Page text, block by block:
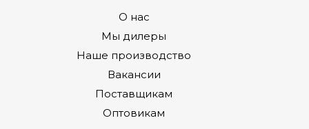
О нас
Мы дилеры
Наше производство
Вакансии
Поставщикам
Оптовикам